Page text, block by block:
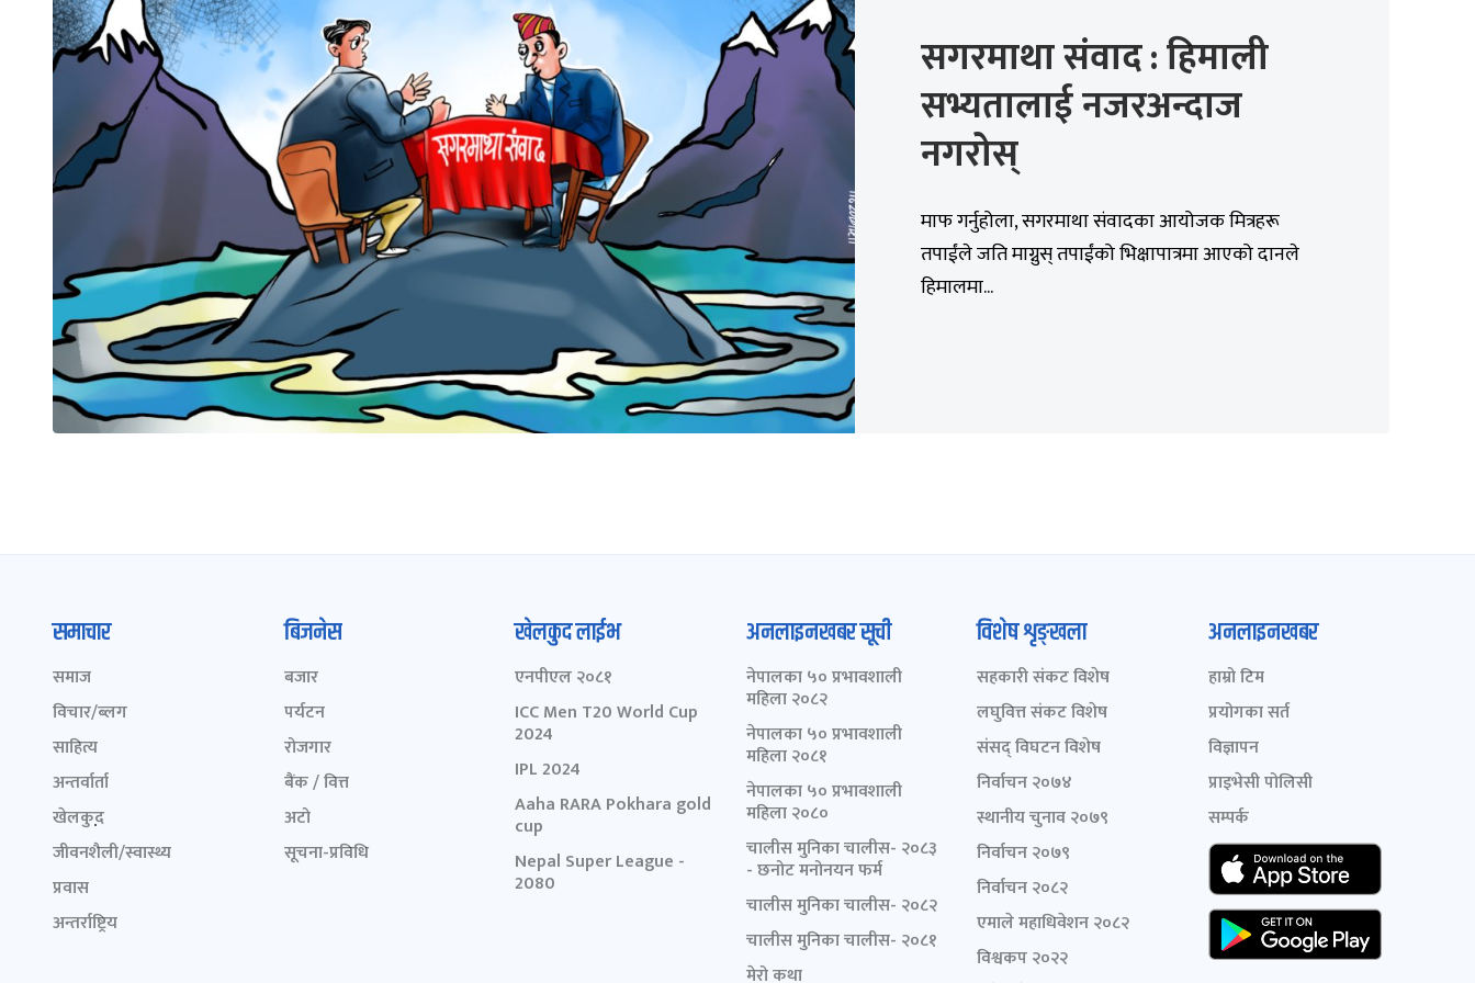
सगरमाथा संवाद : हिमाली
सभ्यतालाई नजरअन्दाज
नगरोस्
माफ गर्नुहोला, सगरमाथा संवादका आयोजक मित्रहरू
तपाईंले जति माग्नुस् तपाईंको भिक्षापात्रमा आएको दानले
हिमालमा...
समाचार
समाज
विचार/ब्लग
साहित्य
अन्तर्वार्ता
खेलकुद़़
जीवनशैली/स्वास्थ्य
प्रवास
अन्तर्राष्ट्रिय
बिजनेस
बजार
पर्यटन
रोजगार
बैंक / वित्त
अटो
सूचना-प्रविधि
खेलकुद लाईभ
एनपीएल २०८१
ICC Men T20 World Cup
2024
IPL 2024
Aaha RARA Pokhara gold
cup
Nepal Super League -
2080
अनलाइनखबर सूची
नेपालका ५० प्रभावशाली
महिला २०८२
नेपालका ५० प्रभावशाली
महिला २०८१
नेपालका ५० प्रभावशाली
महिला २०८०
चालीस मुनिका चालीस- २०८३
- छनोट मनोनयन फर्म
चालीस मुनिका चालीस- २०८२
चालीस मुनिका चालीस- २०८१
मेरो कथा
विशेष शृङ्खला
सहकारी संकट विशेष
लघुवित्त संकट विशेष
संसद् विघटन विशेष
निर्वाचन २०७४
स्थानीय चुनाव २०७९
निर्वाचन २०७९
निर्वाचन २०८२
एमाले महाधिवेशन २०८२
विश्वकप २०२२
अनलाइनखबर
हाम्रो टिम
प्रयोगका सर्त
विज्ञापन
प्राइभेसी पोलिसी
सम्पर्क